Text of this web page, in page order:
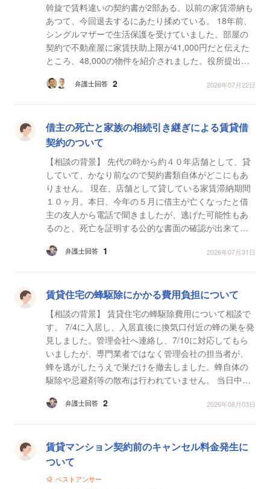
斡旋で賃料違いの契約書が2部ある。以前の家賃滞納も
あつて、今回退去するにあたり揉めている。 18年前、
シングルマザーで生活保護を受けていました。部屋の
契約で不動産屋に家賃扶助上限が41,000円だと伝えた
ところ、48,000の物件を紹介されました。役所提出用
時は子...弁護士回答 2 2026年07月22日
借主の死亡と家族の相続引き継ぎによる賃貸借
契約のついて
【相談の背景】 先代の時から約４０年店舗として、貸
していて、かなり前なので契約書類自体がどこにもあ
りません。 現在、店舗として貸している家賃滞納期間
１０ヶ月。本日、今年の５月に借主が亡くなったと借
主の友人から電話で聞きましたが、逃げた可能性もあ
るのと、死亡を証明する公的な書面の確認が出来てい
方的に...弁護士回答 1 2026年07月31日
賃貸住宅の蜂駆除にかかる費用負担について
【相談の背景】 賃貸住宅の蜂駆除費用について相談で
す。 7/4に入居し、入居直後に換気口付近の蜂の巣を発
見しました。管理会社へ連絡し、7/10に対応してもら
いましたが、専門業者ではなく管理会社の担当者が、
蜂を逃がしたうえで巣だけを撤去しました。蜂自体の
駆除や忌避剤等の散布は行われていません。 当日中に
が...
弁護士回答 2 2026年08月03日
賃貸マンション契約前のキャンセル料金発生に
ついて
ベストアンサー